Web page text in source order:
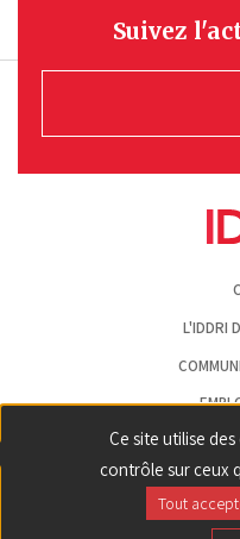
Suivez
L'IDDRI
yt|Youtube
Ce site utilise
contrôle sur ceux
Tout